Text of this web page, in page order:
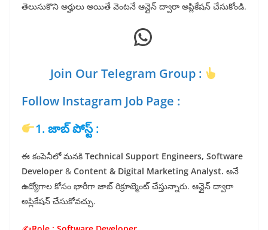
తెలుసుకొని అర్హులు అయితే వెంటనే ఆన్లైన్ ద్వారా అప్లికేషన్ చేసుకోండి.
WhatsApp
Join Our Telegram Group :
Follow Instagram Job Page :
1. జాబ్ పోస్ట్ :
ఈ కంపెనీలో మనకి Technical Support Engineers, Software
Developer & Content & Digital Marketing Analyst. అనే
ఉద్యోగాల కోసం భారీగా జాబ్ రిక్రూట్మెంట్ చేస్తున్నారు. ఆన్లైన్ ద్వారా
అప్లికేషన్ చేసుకోవచ్చు.